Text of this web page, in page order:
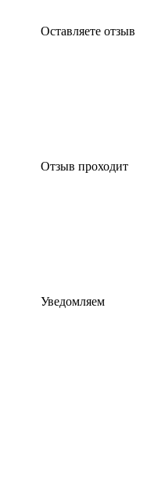
Оставляете отзыв
Отзыв проходит
Уведомляем